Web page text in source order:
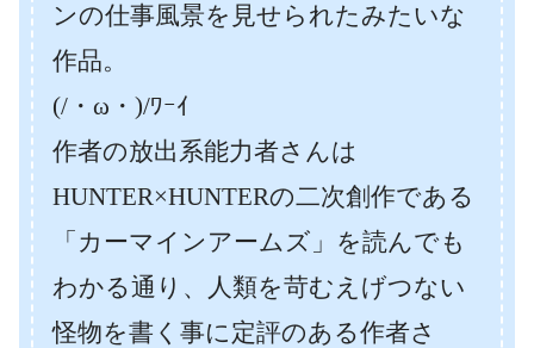
ンの仕事風景を見せられたみたいな
作品。
(/・ω・)/ﾜｰｲ
作者の放出系能力者さんは
HUNTER×HUNTERの二次創作である
「カーマインアームズ」を読んでも
わかる通り、人類を苛むえげつない
怪物を書く事に定評のある作者さ